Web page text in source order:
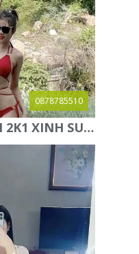
0878785510
HOTGIRL TUỆ NHI 2K1 XINH SUGGAR BABY TUYỆT HÀNG MỚI